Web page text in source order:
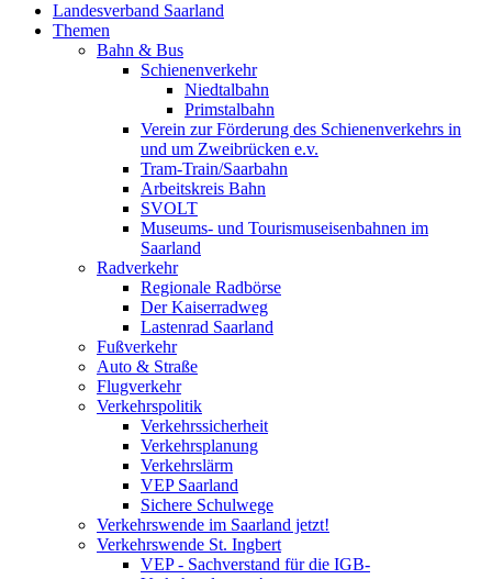
Landesverband Saarland
Themen
Bahn & Bus
Schienenverkehr
Niedtalbahn
Primstalbahn
Verein zur Förderung des Schienenverkehrs in
und um Zweibrücken e.v.
Tram-Train/Saarbahn
Arbeitskreis Bahn
SVOLT
Museums- und Tourismuseisenbahnen im
Saarland
Radverkehr
Regionale Radbörse
Der Kaiserradweg
Lastenrad Saarland
Fußverkehr
Auto & Straße
Flugverkehr
Verkehrspolitik
Verkehrssicherheit
Verkehrsplanung
Verkehrslärm
VEP Saarland
Sichere Schulwege
Verkehrswende im Saarland jetzt!
Verkehrswende St. Ingbert
VEP - Sachverstand für die IGB-